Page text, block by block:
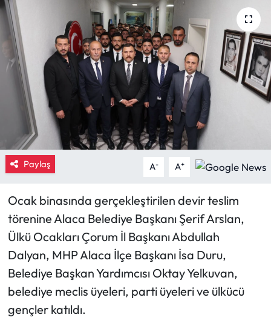
Paylaş A- A+
Ocak binasında gerçekleştirilen devir teslim
törenine Alaca Belediye Başkanı Şerif Arslan,
Ülkü Ocakları Çorum İl Başkanı Abdullah
Dalyan, MHP Alaca İlçe Başkanı İsa Duru,
Belediye Başkan Yardımcısı Oktay Yelkuvan,
belediye meclis üyeleri, parti üyeleri ve ülkücü
gençler katıldı.
Ekonomi
Güncel
İskilip Haberleri
Kargı Haberleri
Kimdir?
Laçin Haberleri
Magazin
Mecitözü Haberleri
Oğuzlar Haberleri